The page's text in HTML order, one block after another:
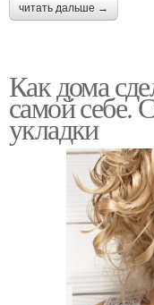
читать дальше →
Как дома
самой себе.
укладки